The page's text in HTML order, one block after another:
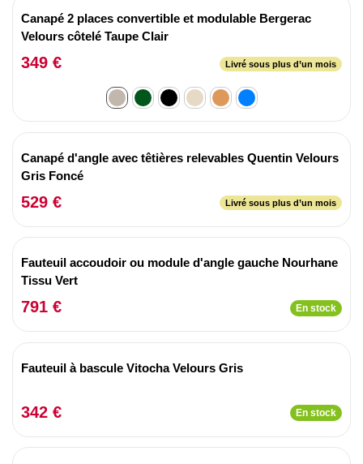
Canapé 2 places convertible et modulable Bergerac
Velours côtelé Taupe Clair
349 € Livré sous plus d’un mois
Canapé d'angle avec têtières relevables Quentin Velours
Gris Foncé
529 € Livré sous plus d’un mois
Fauteuil accoudoir ou module d'angle gauche Nourhane
Tissu Vert
791 € En stock
Fauteuil à bascule Vitocha Velours Gris
342 € En stock